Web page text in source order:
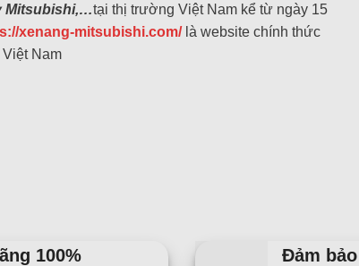
Mitsubishi,…tại thị trường Việt Nam kể từ ngày 15
xenang-mitsubishi.com/là website chính thức
Nam
100% Đảm